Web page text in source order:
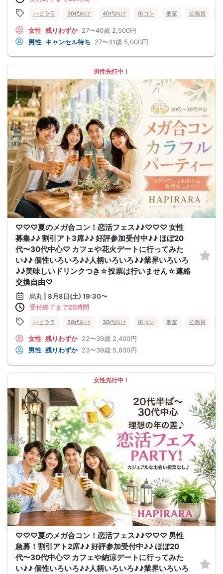
ハピララ 30代向け 40代向け 街コン 個室 公務員
女性 残りわずか 27〜40歳 2,500円
男性 キャンセル待ち 27〜41歳 5,000円
男性先行中！
♡♡♡夏のメガ合コン！恋活フェス♪♪♡♡♡ 女性
募集♪♪ 割引アト3席♪♪ 好評参加受付中♪♪ ほぼ20
代〜30代中心♡ カフェや花火デートに行ってみた
い♪♪ 個性いろいろ♪♪人柄いろいろ♪♪業界いろいろ
♪♪美味しいドリンクつき☆投票は行いません☆連絡
交換自由♡
烏丸 | 8月8日(土) 19:30〜
受付終了まで25時間
ハピララ 20代向け 30代向け 街コン 個室 公務員
女性 残りわずか 22〜39歳 2,400円
男性 残りわずか 23〜39歳 5,800円
女性先行中！
♡♡♡夏のメガ合コン！恋活フェス♪♪♡♡♡ 男性
急募！割引アト2席♪♪ 好評参加受付中♪♪ ほぼ20
代〜30代中心♡ カフェや納涼デートに行ってみた
い♪♪ 個性いろいろ♪♪人柄いろいろ♪♪業界いろいろ